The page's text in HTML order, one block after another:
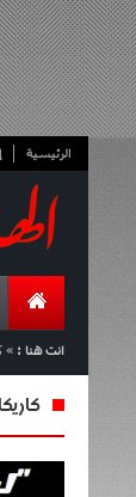
الرئيسية
انت هنا : »